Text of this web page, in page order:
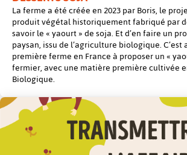
La ferme a été créée en 2023 par Boris, le
produit végétal historiquement fabriqué par
savoir le « yaourt » de soja. Et d’en faire un
paysan, issu de l’agriculture biologique. C’est
première ferme en France à proposer un «
fermier, avec une matière première cultivée
Biologique.